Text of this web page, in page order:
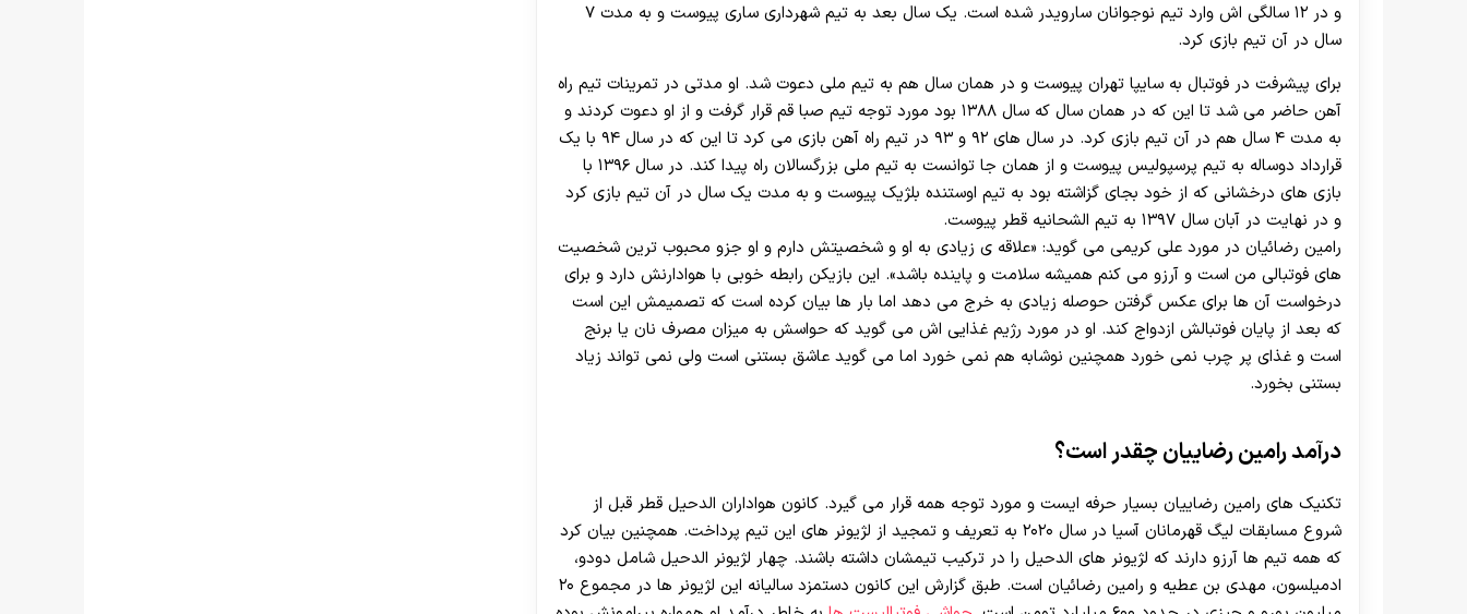
و در ۱۲ سالگی اش وارد تیم نوجوانان سارویدر شده است. یک سال بعد به تیم شهرداری ساری پیوست و به مدت ۷
سال در آن تیم بازی کرد.
برای پیشرفت در فوتبال به سایپا تهران پیوست و در همان سال هم به تیم ملی دعوت شد. او مدتی در تمرینات تیم راه
آهن حاضر می شد تا این که در همان سال که سال ۱۳۸۸ بود مورد توجه تیم صبا قم قرار گرفت و از او دعوت کردند و
به مدت ۴ سال هم در آن تیم بازی کرد. در سال های ۹۲ و ۹۳ در تیم راه آهن بازی می کرد تا این که در سال ۹۴ با یک
قرارداد دوساله به تیم پرسپولیس پیوست و از همان جا توانست به تیم ملی بزرگسالان راه پیدا کند. در سال ۱۳۹۶ با
بازی های درخشانی که از خود بجای گزاشته بود به تیم اوستنده بلژیک پیوست و به مدت یک سال در آن تیم بازی کرد
و در نهایت در آبان سال ۱۳۹۷ به تیم الشحانیه قطر پیوست.
رامین رضائیان در مورد علی کریمی می گوید: «علاقه ی زیادی به او و شخصیتش دارم و او جزو محبوب ترین شخصیت
های فوتبالی من است و آرزو می کنم همیشه سلامت و پاینده باشد». این بازیکن رابطه خوبی با هوادارنش دارد و برای
درخواست آن ها برای عکس گرفتن حوصله زیادی به خرج می دهد اما بار ها بیان کرده است که تصمیمش این است
که بعد از پایان فوتبالش ازدواج کند. او‌ در مورد رژیم غذایی اش می گوید که حواسش به میزان مصرف نان یا برنج
است و غذای پر چرب نمی خورد همچنین نوشابه هم نمی خورد اما می گوید عاشق بستنی است ولی نمی تواند زیاد
بستنی بخورد.
درآمد رامین رضاییان چقدر است؟
تکنیک های رامین رضاییان بسیار حرفه ایست و مورد توجه همه قرار می گیرد. کانون هواداران الدحیل قطر قبل از
شروع مسابقات لیگ قهرمانان آسیا در سال ۲۰۲۰ به تعریف و تمجید از لژیونر های این تیم پرداخت. همچنین بیان کرد
که همه تیم ها آرزو دارند که لژیونر های الدحیل را در ترکیب تیمشان داشته باشند. چهار لژیونر الدحیل شامل دودو،
ادمیلسون، مهدی بن عطیه و رامین رضائیان است. طبق گزارش این کانون دستمزد سالیانه این لژیونر ها در مجموع ۲۰